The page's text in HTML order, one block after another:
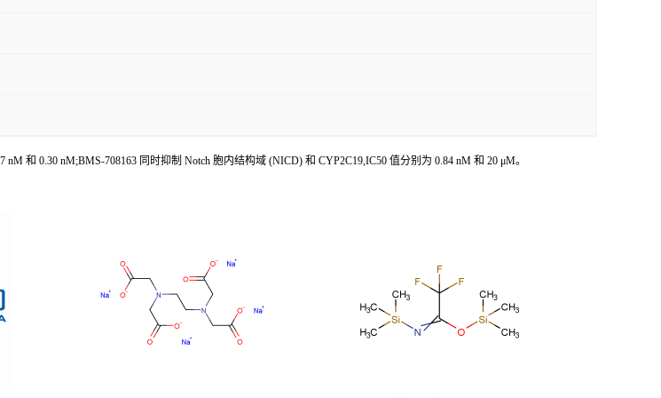
和 0.30 nM;BMS-708163 同时抑制 Notch 胞内结构域 (NICD) 和 CYP2C19,IC50 值分别为 0.84 nM 和 20 μM。